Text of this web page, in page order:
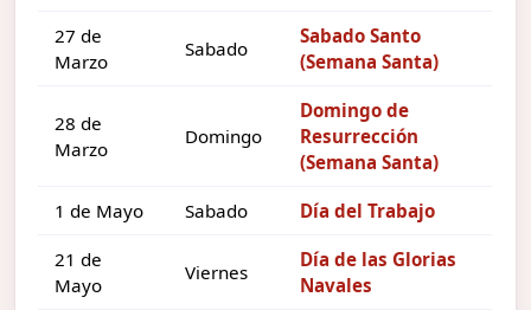
27 de
Marzo
Sabado
Sabado Santo
(Semana Santa)
28 de
Marzo
Domingo
Domingo de
Resurrección
(Semana Santa)
1 de Mayo Sabado Día del Trabajo
21 de
Mayo
Viernes
Día de las Glorias
Navales